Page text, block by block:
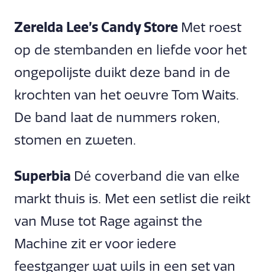
Zerelda Lee’s Candy Store Met roest
op de stembanden en liefde voor het
ongepolijste duikt deze band in de
krochten van het oeuvre Tom Waits.
De band laat de nummers roken,
stomen en zweten.
Superbia Dé coverband die van elke
markt thuis is. Met een setlist die reikt
van Muse tot Rage against the
Machine zit er voor iedere
feestganger wat wils in een set van